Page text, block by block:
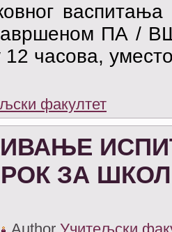
ПА /
12 часова,
факултет
ЗА